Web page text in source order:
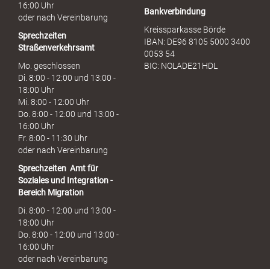
16:00 Uhr
oder nach Vereinbarung
Sprechzeiten
Straßenverkehrsamt
Mo. geschlossen
Di. 8:00 - 12:00 und 13:00 -
18:00 Uhr
Mi. 8:00 - 12:00 Uhr
Do. 8:00 - 12:00 und 13:00 -
16:00 Uhr
Fr. 8:00 - 11:30 Uhr
oder nach Vereinbarung
Sprechzeiten Amt für
Soziales und Integration -
Bereich Migration
Di. 8:00 - 12:00 und 13:00 -
18:00 Uhr
Do. 8:00 - 12:00 und 13:00 -
16:00 Uhr
oder nach Vereinbarung
Bankverbindung
Kreissparkasse Börde
IBAN: DE96 8105 5000 3400
0053 54
BIC: NOLADE21HDL